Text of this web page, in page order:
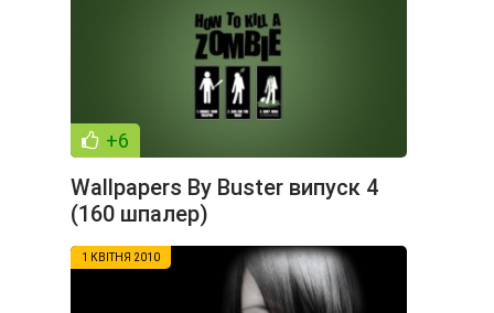
+6
Wallpapers By Buster випуск 4
(160 шпалер)
1 КВІТНЯ 2010